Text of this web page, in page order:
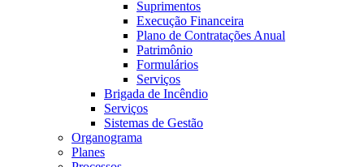
Suprimentos
Execução Financeira
Plano de Contratações Anual
Patrimônio
Formulários
Serviços
Brigada de Incêndio
Serviços
Sistemas de Gestão
Organograma
Planes